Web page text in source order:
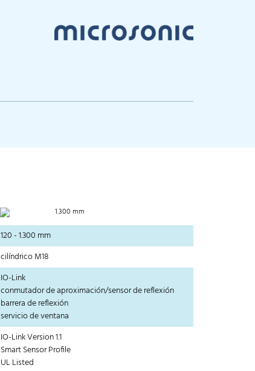
1.300 mm
120 - 1.300 mm
cilíndrico M18
IO-Link
conmutador de aproximación/sensor de reflexión
barrera de reflexión
servicio de ventana
IO-Link Version 1.1
Smart Sensor Profile
UL Listed